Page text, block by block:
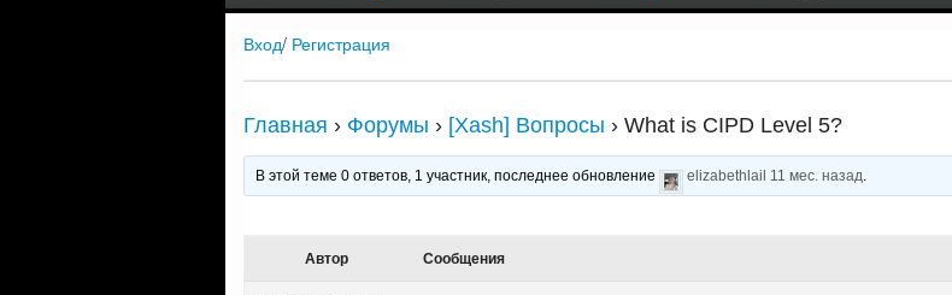
Вход/ Регистрация
Главная › Форумы › [Xash] Вопросы › What is CIPD Level 5?
В этой теме 0 ответов, 1 участник, последнее обновление elizabethlail 11 мес. назад.
Автор Сообщения